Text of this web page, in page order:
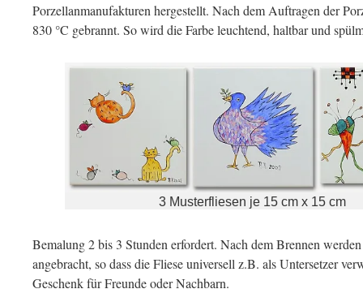
Porzellanmanufakturen hergestellt. Nach dem Auftragen der
830 °C gebrannt. So wird die Farbe leuchtend, haltbar und
3 Musterfliesen je 15 cm x 15 cm
Bemalung 2 bis 3 Stunden erfordert. Nach dem Brennen
angebracht, so dass die Fliese universell z.B. als Untersetzer
Geschenk für Freunde oder Nachbarn.